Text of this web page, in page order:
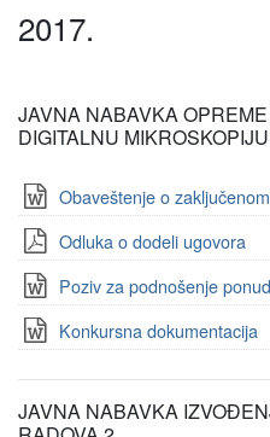
2017.
JAVNA NABAVKA
DIGITALNU MIKROSKOPIJU
Obaveštenje o
Odluka o dodeli ugovora
Poziv za podnošenje
Konkursna dokumentacija
JAVNA NABAVKA